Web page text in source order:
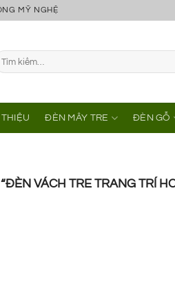
MỸ NGHỆ
ĐÈN MÂY TRE ĐÈN GỖ
VÁCH TRE TRANG TRÍ